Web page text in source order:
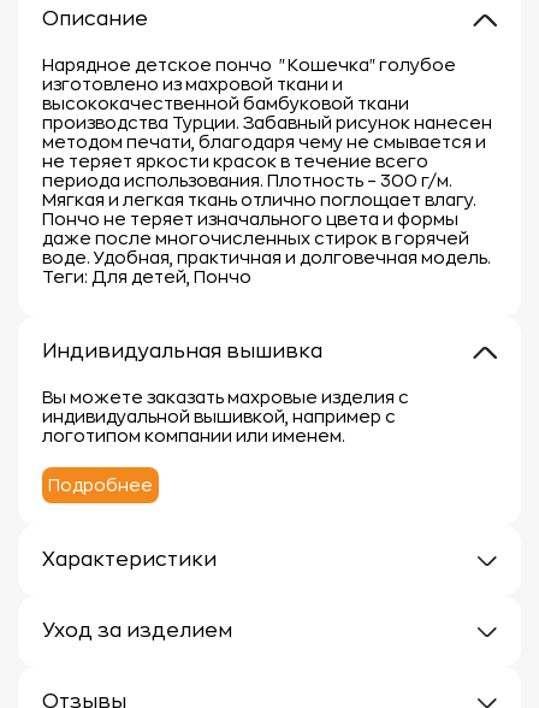
Описание
Нарядное детское пончо "Кошечка" голубое
изготовлено из махровой ткани и
высококачественной бамбуковой ткани
производства Турции. Забавный рисунок нанесен
методом печати, благодаря чему не смывается и
не теряет яркости красок в течение всего
периода использования. Плотность – 300 г/м.
Мягкая и легкая ткань отлично поглощает влагу.
Пончо не теряет изначального цвета и формы
даже после многочисленных стирок в горячей
воде. Удобная, практичная и долговечная модель.
Теги: Для детей, Пончо
Индивидуальная вышивка
Вы можете заказать махровые изделия с
индивидуальной вышивкой, например с
логотипом компании или именем.
Подробнее
Характеристики
Материал: 100% хлопок
Уход за изделием
чтобы сохранить их мягкость, впитывающие
Отзывы